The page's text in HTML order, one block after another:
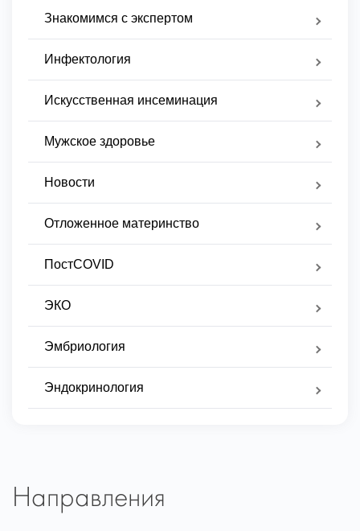
Знакомимся с экспертом
Инфектология
Искусственная инсеминация
Мужское здоровье
Новости
Отложенное материнство
ПостCOVID
ЭКО
Эмбриология
Эндокринология
Направления